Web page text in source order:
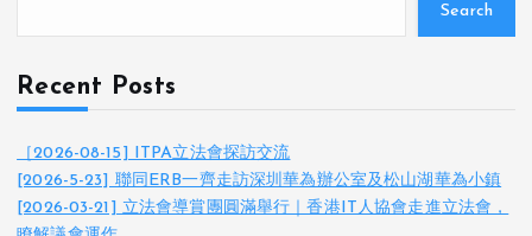
s
s
p
Search
Recent Posts
［2026-08-15] ITPA立法會探訪交流
[2026-5-23] 聯同ERB一齊走訪深圳華為辦公室及松山湖華為小鎮
[2026-03-21] 立法會導賞團圓滿舉行｜香港IT人協會走進立法會，